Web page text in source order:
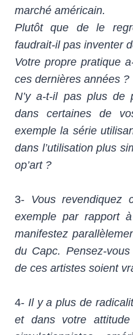
marché américain.
Plutôt que de le
faudrait-il pas inventer
Votre propre pratique
ces dernières années ?
N’y a-t-il pas plus de
dans certaines de
exemple la série
dans l’utilisation plus
op’art ?
3- Vous revendiquez
exemple par rapport
manifestez
du Capc. Pensez-
de ces artistes soient
4- Il y a plus de
et dans votre